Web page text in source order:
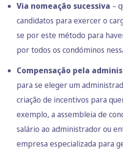
Via nomeação sucessiva –
candidatos para exercer o
se por este método para
por todos os condóminos
Compensação pela
para se eleger um
criação de incentivos para
exemplo, a assembleia de
salário ao administrador ou
empresa especializada para